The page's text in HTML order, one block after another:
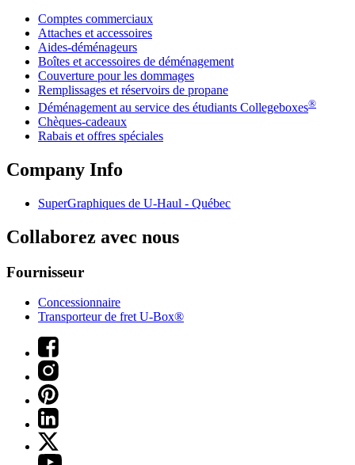
Comptes commerciaux
Attaches et accessoires
Aides-déménageurs
Boîtes et accessoires de déménagement
Couverture pour les dommages
Remplissages et réservoirs de propane
Déménagement au service des étudiants Collegeboxes®
Chèques-cadeaux
Rabais et offres spéciales
Company Info
SuperGraphiques de U-Haul - Québec
Collaborez avec nous
Fournisseur
Concessionnaire
Transporteur de fret U-Box®